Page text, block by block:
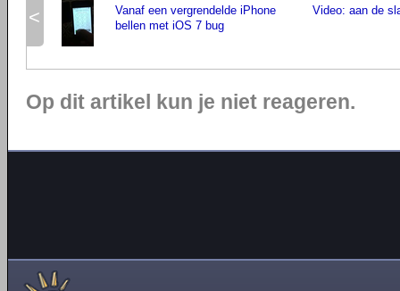
<
Vanaf een vergrendelde iPhone
bellen met iOS 7 bug
Video: aan de
Op dit artikel kun je niet reageren.